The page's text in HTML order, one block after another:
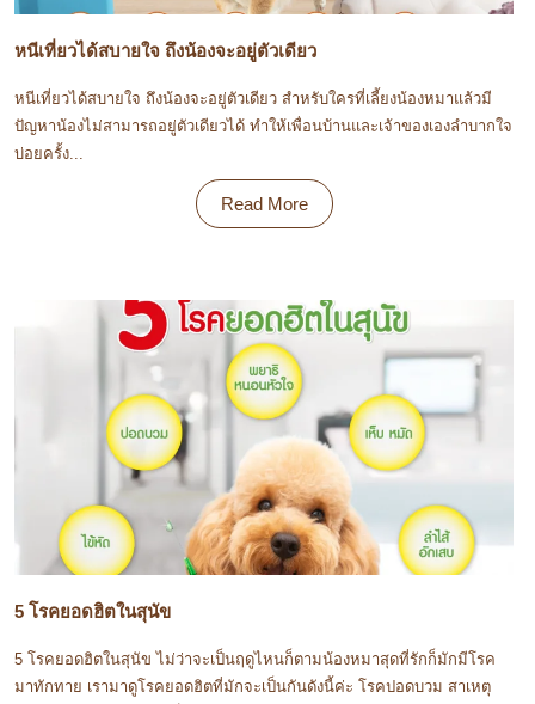
หนีเที่ยวได้สบายใจ ถึงน้องจะอยู่ตัวเดียว
หนีเที่ยวได้สบายใจ ถึงน้องจะอยู่ตัวเดียว สำหรับใครที่เลี้ยงน้องหมาแล้วมี
ปัญหาน้องไม่สามารถอยู่ตัวเดียวได้ ทำให้เพื่อนบ้านและเจ้าของเองลำบากใจ
บ่อยครั้ง...
Read More
5 โรคยอดฮิตในสุนัข
5 โรคยอดฮิตในสุนัข ไม่ว่าจะเป็นฤดูไหนก็ตามน้องหมาสุดที่รักก็มักมีโรค
มาทักทาย เรามาดูโรคยอดฮิตที่มักจะเป็นกันดังนี้ค่ะ โรคปอดบวม สาเหตุ